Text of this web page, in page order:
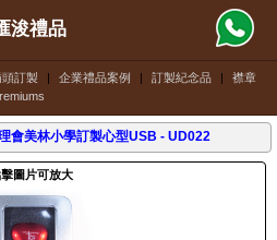
訂製 | 企業禮品案例 | 訂製紀念品 |
襟章
浚禮品
會美林小學訂製心型USB - UD022
圖片可放大